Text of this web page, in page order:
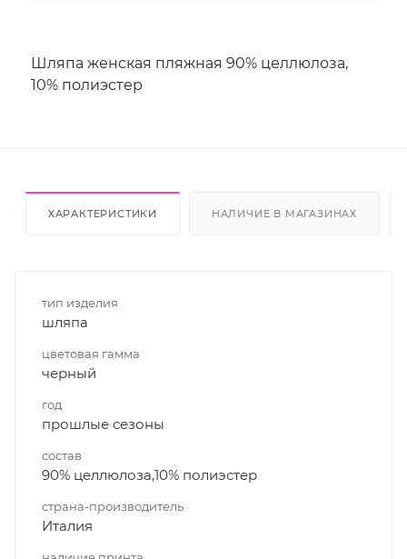
Шляпа женская пляжная 90% целлюлоза,
10% полиэстер
ХАРАКТЕРИСТИКИ НАЛИЧИЕ В МАГАЗИНАХ
тип изделия
шляпа
цветовая гамма
черный
год
прошлые сезоны
состав
90% целлюлоза,10% полиэстер
страна-производитель
Италия